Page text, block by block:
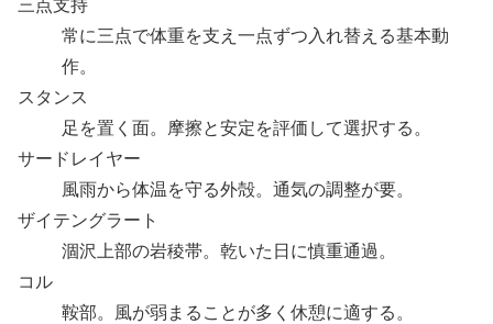
三点支持
常に三点で体重を支え一点ずつ入れ替える基本動
作。
スタンス
足を置く面。摩擦と安定を評価して選択する。
サードレイヤー
風雨から体温を守る外殻。通気の調整が要。
ザイテングラート
涸沢上部の岩稜帯。乾いた日に慎重通過。
コル
鞍部。風が弱まることが多く休憩に適する。